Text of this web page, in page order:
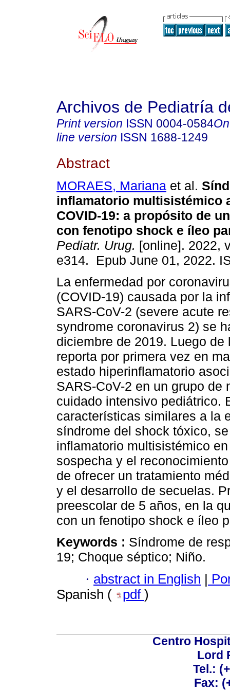
Archivos de Pediatría
Print version ISSN 0004-0584
line version ISSN 1688-1249
Abstract
MORAES, Mariana et al.
inflamatorio multisistémico
COVID-19: a propósito de
con fenotipo shock e íleo
Pediatr. Urug. [online]. 2022,
e314. Epub June 01, 2022.
La enfermedad por
(COVID-19) causada por la
SARS-CoV-2 (severe acute
syndrome coronavirus 2) se
diciembre de 2019. Luego
reporta por primera vez en
estado hiperinflamatorio
SARS-CoV-2 en un grupo
cuidado intensivo pediátrico.
características similares a la
síndrome del shock tóxico,
inflamatorio multisistémico
sospecha y el
de ofrecer un tratamiento
y el desarrollo de secuelas.
preescolar de 5 años, en la
con un fenotipo shock e íleo
Keywords : Síndrome de
19; Choque séptico; Niño.
· abstract in English |
Spanish (
pdf )
Centro
Lord
Tel.:
Fax: